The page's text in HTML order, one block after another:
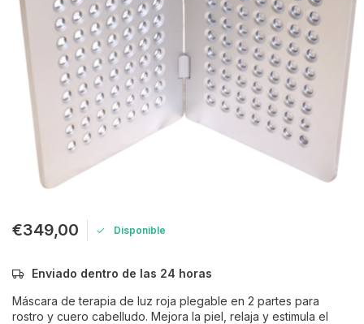
€349,00 Disponible
Enviado dentro de las 24 horas
Máscara de terapia de luz roja plegable en 2 partes para
rostro y cuero cabelludo. Mejora la piel, relaja y estimula el